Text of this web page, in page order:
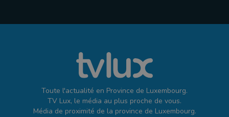
Toute l'actualité en Province de Luxembourg.
TV Lux, le média au plus proche de vous.
Média de proximité de la province de Luxembourg.